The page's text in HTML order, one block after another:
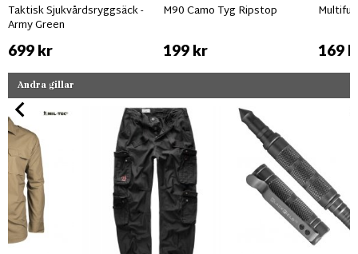
Taktisk Sjukvårdsryggsäck -
Army Green
699 kr
M90 Camo Tyg Ripstop
199 kr 169
Andra gillar